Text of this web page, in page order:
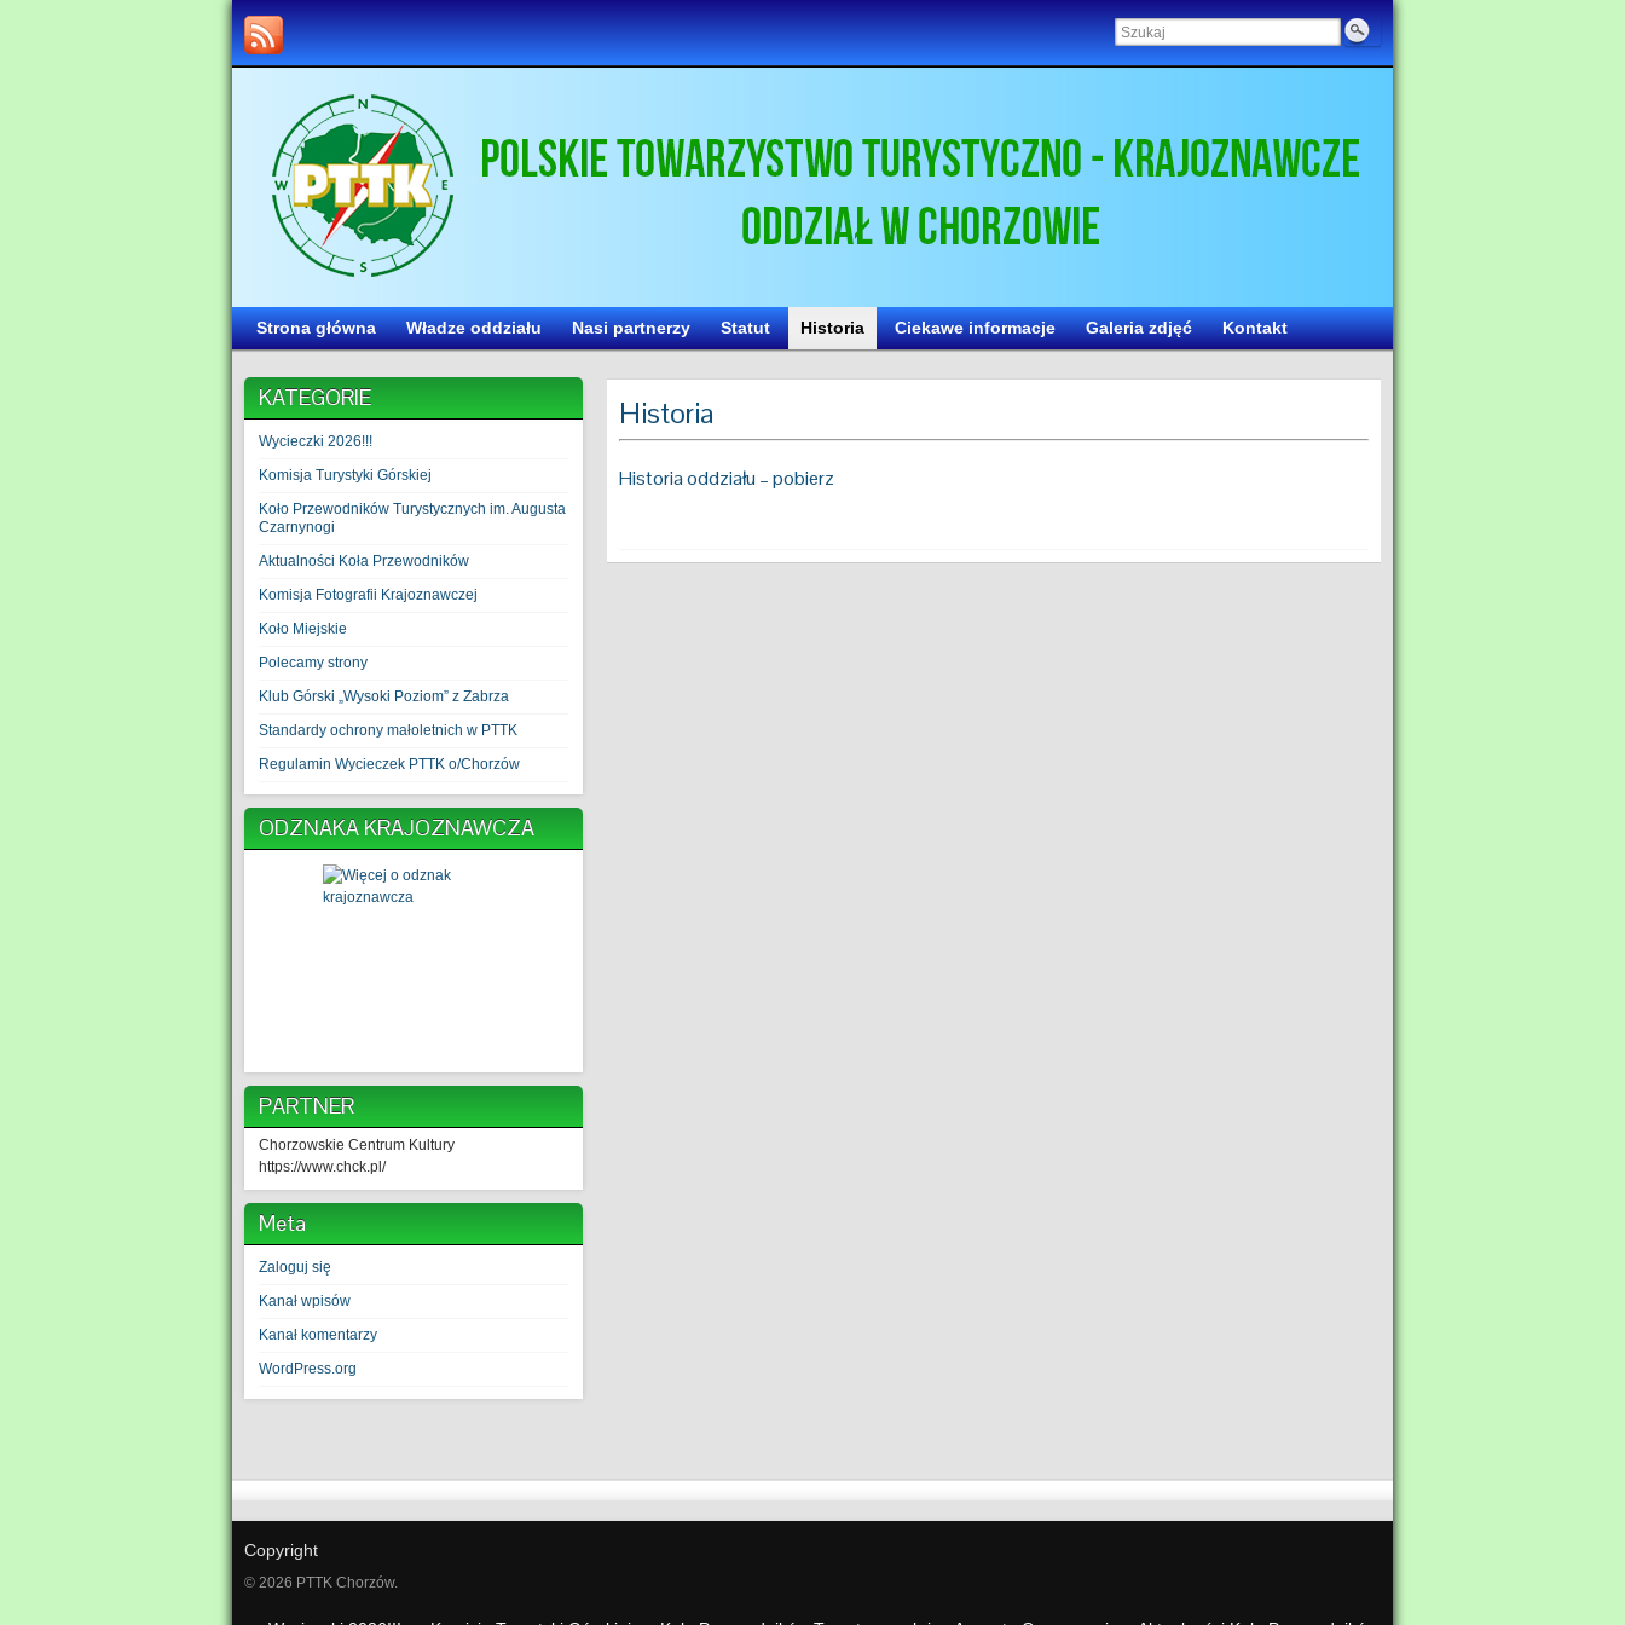
Strona główna Władze oddziału Nasi partnerzy Statut Historia Ciekawe informacje Galeria zdjęć Kontakt
KATEGORIE
Wycieczki 2026!!!
Komisja Turystyki Górskiej
Koło Przewodników Turystycznych im. Augusta
Czarnynogi
Aktualności Koła Przewodników
Komisja Fotografii Krajoznawczej
Koło Miejskie
Polecamy strony
Klub Górski „Wysoki Poziom” z Zabrza
Standardy ochrony małoletnich w PTTK
Regulamin Wycieczek PTTK o/Chorzów
ODZNAKA KRAJOZNAWCZA
PARTNER
Chorzowskie Centrum Kultury
https://www.chck.pl/
Meta
Zaloguj się
Kanał wpisów
Kanał komentarzy
WordPress.org
Historia
Historia oddziału – pobierz
Copyright
© 2026 PTTK Chorzów.